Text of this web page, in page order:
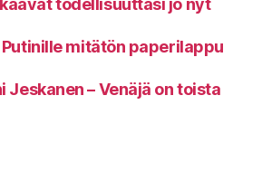
todellisuuttasi jo nyt
mitätön paperilappu
Jeskanen – Venäjä on toista